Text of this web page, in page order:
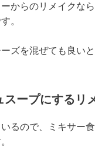
からのリメイクな
。
ズを混ぜても良いと
スープにするリ
るので、ミキサー食